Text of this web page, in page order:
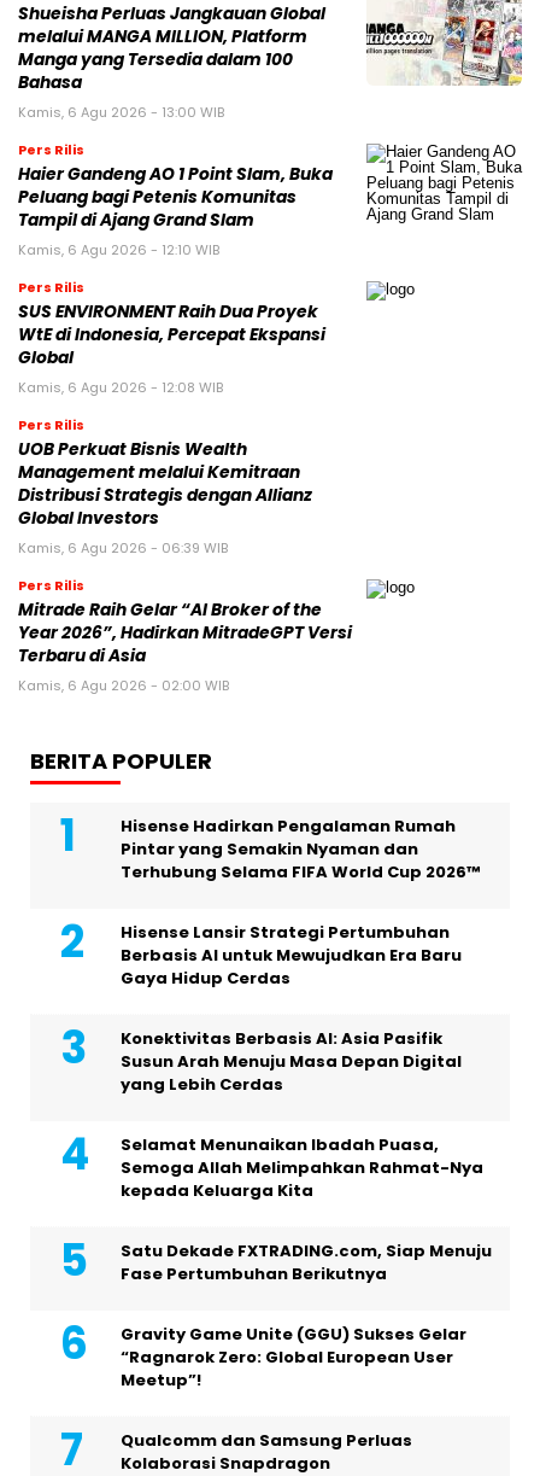
Shueisha Perluas Jangkauan Global
melalui MANGA MILLION, Platform
Manga yang Tersedia dalam 100
Bahasa
Kamis, 6 Agu 2026 - 13:00 WIB
Pers Rilis
Haier Gandeng AO 1 Point Slam, Buka
Peluang bagi Petenis Komunitas
Tampil di Ajang Grand Slam
Kamis, 6 Agu 2026 - 12:10 WIB
Pers Rilis
SUS ENVIRONMENT Raih Dua Proyek
WtE di Indonesia, Percepat Ekspansi
Global
Kamis, 6 Agu 2026 - 12:08 WIB
Pers Rilis
UOB Perkuat Bisnis Wealth
Management melalui Kemitraan
Distribusi Strategis dengan Allianz
Global Investors
Kamis, 6 Agu 2026 - 06:39 WIB
Pers Rilis
Mitrade Raih Gelar “AI Broker of the
Year 2026”, Hadirkan MitradeGPT Versi
Terbaru di Asia
Kamis, 6 Agu 2026 - 02:00 WIB
BERITA POPULER
Hisense Hadirkan Pengalaman Rumah
Pintar yang Semakin Nyaman dan
Terhubung Selama FIFA World Cup 2026™
Hisense Lansir Strategi Pertumbuhan
Berbasis AI untuk Mewujudkan Era Baru
Gaya Hidup Cerdas
Konektivitas Berbasis AI: Asia Pasifik
Susun Arah Menuju Masa Depan Digital
yang Lebih Cerdas
Selamat Menunaikan Ibadah Puasa,
Semoga Allah Melimpahkan Rahmat-Nya
kepada Keluarga Kita
Satu Dekade FXTRADING.com, Siap Menuju
Fase Pertumbuhan Berikutnya
Gravity Game Unite (GGU) Sukses Gelar
“Ragnarok Zero: Global European User
Meetup”!
Qualcomm dan Samsung Perluas
Kolaborasi Snapdragon